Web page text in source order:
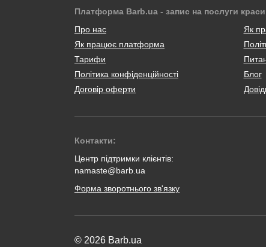
Платформа Barb.ua - запис на послуги
Про нас
Як працює платформа
Тарифи
Політика конфіденційності
Договір оферти
Як
Блог
Контакти:
Центр підтримки клієнтів:
namaste@barb.ua
Форма зворотнього зв'язку
© 2026 Barb.ua